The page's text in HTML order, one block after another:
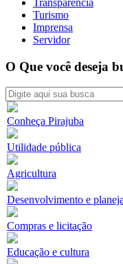
Transparência
Turismo
Imprensa
Servidor
O Que você deseja
Conheça Pirajuba
Utilidade pública
Agricultura
Desenvolvimento e
Compras e licitação
Educação e cultura